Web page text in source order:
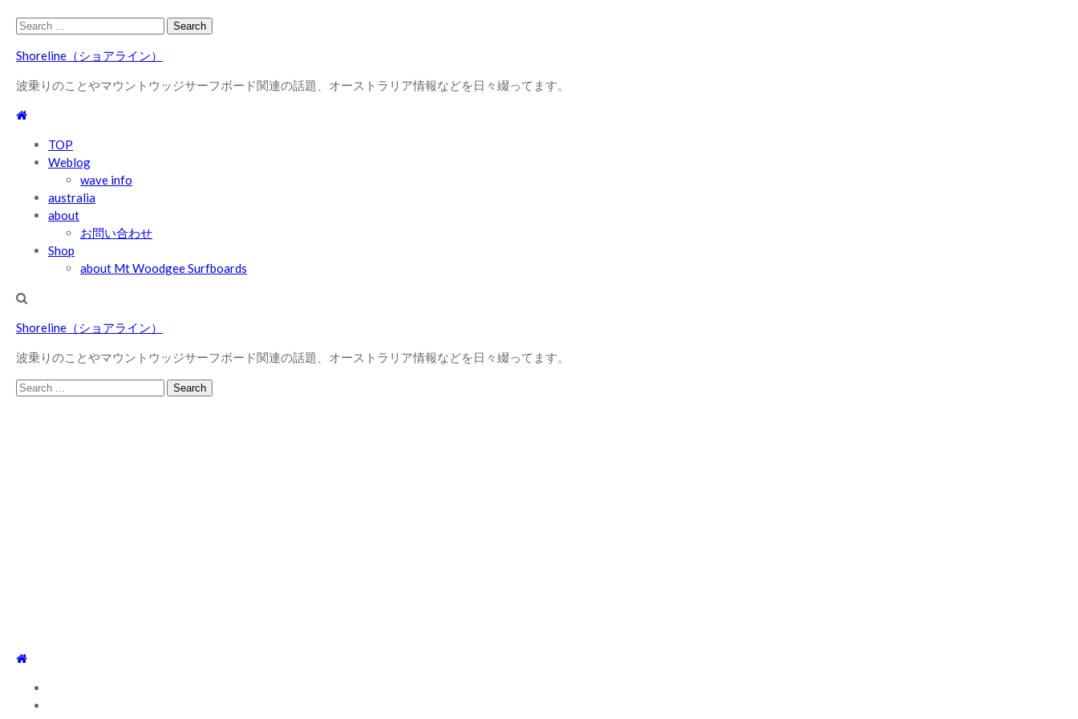
Skip
navigation
Skip
content
Search
Shoreline（ショアライン）
波乗りのことやマウントウッジサーフボード関連の話題、オーストラリア情報などを日々綴ってます。
TOP
Weblog
wave info
australia
about
お問い合わせ
Shop
about Mt Woodgee Surfboards
Shoreline（ショアライン）
波乗りのことやマウントウッジサーフボード関連の話題、オーストラリア情報などを日々綴ってます。
Search